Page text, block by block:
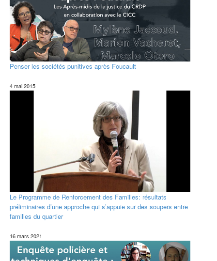
Penser les sociétés punitives après Foucault
4 mai 2015
Le Programme de Renforcement des Familles: résultats
préliminaires d’une approche qui s’appuie sur des soupers entre
familles du quartier
16 mars 2021